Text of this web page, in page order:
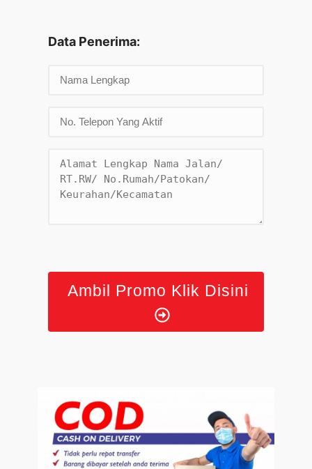
Data Penerima:
Ambil Promo Klik Disini